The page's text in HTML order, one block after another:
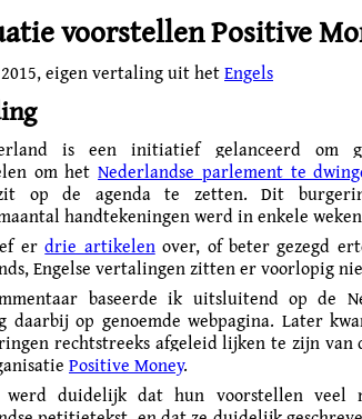
voorstellen Positive
, eigen vertaling uit hetEngels
is een initiatief gelanceerd om
om hetNederlandse parlement te
op de agenda te zetten. Dit
hand­tekeningen werd in enkele
erdrie artikelenover, of beter gezegd
Engelse vertalingen zitten er voorlopig
baseerde ik uitsluitend op de
daarbij op genoemde webpagina. Later
rechtstreeks afgeleid lijken te zijn van
Positive Money.
duidelijk dat hun voorstellen veel